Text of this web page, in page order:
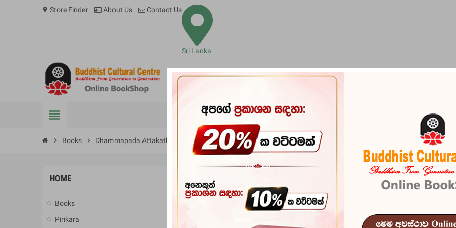
location_on Store Finder About Us Contact Us
Sri Lanka
view_headline BOOKS PIRIKARA BUDDHA STATUES RITUAL ITEMS &
chevron_right Books chevron_right Dhammapada Attakatha 2
HOME
Books
Pirikara
In stock